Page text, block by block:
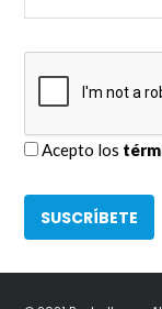
Acepto los